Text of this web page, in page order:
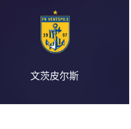
文茨皮尔斯